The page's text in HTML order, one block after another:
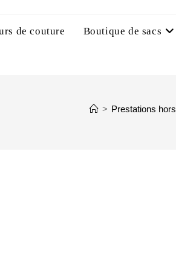
de couture Boutique de sacs
> Prestations